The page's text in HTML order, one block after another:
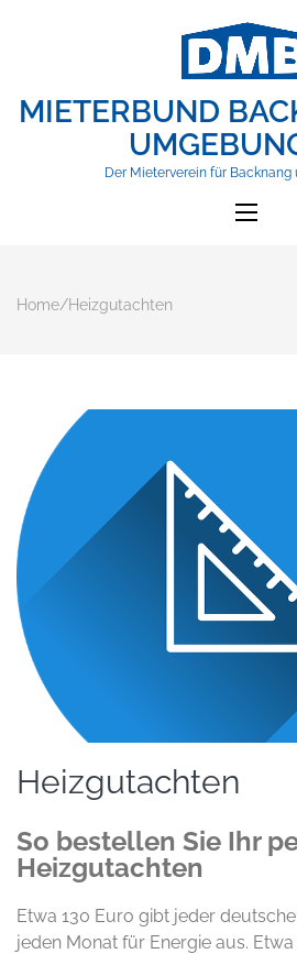
MIETERBUND
Der Mieterverein für Backnang
Home/Heizgutachten
Heizgutachten
So bestellen Sie Ihr
Heizgutachten
Etwa 130 Euro gibt jeder
jeden Monat für Energie aus.